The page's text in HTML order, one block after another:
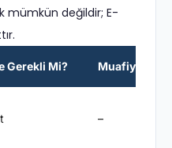
mümkün değildir; E-
Gerekli Mi? Muafiyet
–